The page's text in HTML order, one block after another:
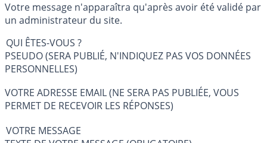
Votre message n'apparaîtra qu'après avoir été validé par
un administrateur du site.
QUI ÊTES-VOUS ?
PSEUDO (SERA PUBLIÉ, N'INDIQUEZ PAS VOS DONNÉES
PERSONNELLES)
VOTRE ADRESSE EMAIL (NE SERA PAS PUBLIÉE, VOUS
PERMET DE RECEVOIR LES RÉPONSES)
VOTRE MESSAGE